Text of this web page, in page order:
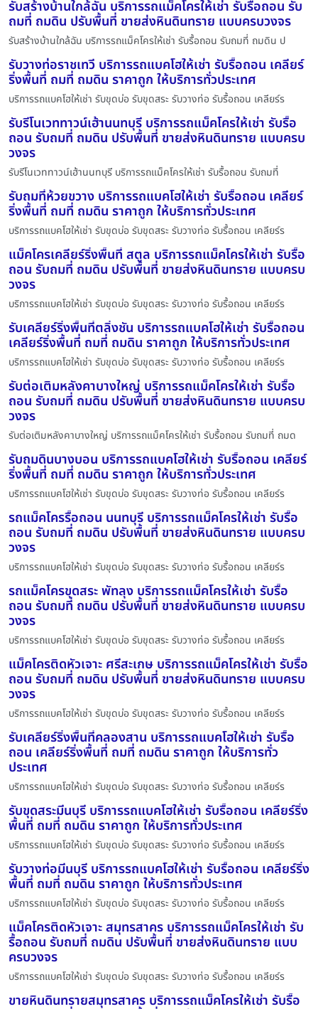
รับสร้างบ้านใกล้ฉัน บริการรถแม็คโครให้เช่า รับรื้อถอน รับ
ถมที่ ถมดิน ปรับพื้นที่ ขายส่งหินดินทราย แบบครบวงจร
รับสร้างบ้านใกล้ฉัน บริการรถแม็คโครให้เช่า รับรื้อถอน รับถมที่ ถมดิน ป
รับวางท่อราชเทวี บริการรถแบคโฮให้เช่า รับรื้อถอน เคลียร์
ริ่งพื้นที่ ถมที่ ถมดิน ราคาถูก ให้บริการทั่วประเทศ
บริการรถแบคโฮให้เช่า รับขุดบ่อ รับขุดสระ รับวางท่อ รับรื้อถอน เคลียร์ร
รับรีโนเวททาวน์เฮ้านนทบุรี บริการรถแม็คโครให้เช่า รับรื้อ
ถอน รับถมที่ ถมดิน ปรับพื้นที่ ขายส่งหินดินทราย แบบครบ
วงจร
รับรีโนเวททาวน์เฮ้านนทบุรี บริการรถแม็คโครให้เช่า รับรื้อถอน รับถมที่
รับถมที่ห้วยขวาง บริการรถแบคโฮให้เช่า รับรื้อถอน เคลียร์
ริ่งพื้นที่ ถมที่ ถมดิน ราคาถูก ให้บริการทั่วประเทศ
บริการรถแบคโฮให้เช่า รับขุดบ่อ รับขุดสระ รับวางท่อ รับรื้อถอน เคลียร์ร
แม็คโครเคลียร์ริ่งพื้นที่ สตูล บริการรถแม็คโครให้เช่า รับรื้อ
ถอน รับถมที่ ถมดิน ปรับพื้นที่ ขายส่งหินดินทราย แบบครบ
วงจร
บริการรถแบคโฮให้เช่า รับขุดบ่อ รับขุดสระ รับวางท่อ รับรื้อถอน เคลียร์ร
รับเคลียร์ริ่งพื้นที่ตลิ่งชัน บริการรถแบคโฮให้เช่า รับรื้อถอน
เคลียร์ริ่งพื้นที่ ถมที่ ถมดิน ราคาถูก ให้บริการทั่วประเทศ
บริการรถแบคโฮให้เช่า รับขุดบ่อ รับขุดสระ รับวางท่อ รับรื้อถอน เคลียร์ร
รับต่อเติมหลังคาบางใหญ่ บริการรถแม็คโครให้เช่า รับรื้อ
ถอน รับถมที่ ถมดิน ปรับพื้นที่ ขายส่งหินดินทราย แบบครบ
วงจร
รับต่อเติมหลังคาบางใหญ่ บริการรถแม็คโครให้เช่า รับรื้อถอน รับถมที่ ถมด
รับถมดินบางบอน บริการรถแบคโฮให้เช่า รับรื้อถอน เคลียร์
ริ่งพื้นที่ ถมที่ ถมดิน ราคาถูก ให้บริการทั่วประเทศ
บริการรถแบคโฮให้เช่า รับขุดบ่อ รับขุดสระ รับวางท่อ รับรื้อถอน เคลียร์ร
รถแม็คโครรื้อถอน นนทบุรี บริการรถแม็คโครให้เช่า รับรื้อ
ถอน รับถมที่ ถมดิน ปรับพื้นที่ ขายส่งหินดินทราย แบบครบ
วงจร
บริการรถแบคโฮให้เช่า รับขุดบ่อ รับขุดสระ รับวางท่อ รับรื้อถอน เคลียร์ร
รถแม็คโครขุดสระ พัทลุง บริการรถแม็คโครให้เช่า รับรื้อ
ถอน รับถมที่ ถมดิน ปรับพื้นที่ ขายส่งหินดินทราย แบบครบ
วงจร
บริการรถแบคโฮให้เช่า รับขุดบ่อ รับขุดสระ รับวางท่อ รับรื้อถอน เคลียร์ร
แม็คโครติดหัวเจาะ ศรีสะเกษ บริการรถแม็คโครให้เช่า รับรื้อ
ถอน รับถมที่ ถมดิน ปรับพื้นที่ ขายส่งหินดินทราย แบบครบ
วงจร
บริการรถแบคโฮให้เช่า รับขุดบ่อ รับขุดสระ รับวางท่อ รับรื้อถอน เคลียร์ร
รับเคลียร์ริ่งพื้นที่คลองสาน บริการรถแบคโฮให้เช่า รับรื้อ
ถอน เคลียร์ริ่งพื้นที่ ถมที่ ถมดิน ราคาถูก ให้บริการทั่ว
ประเทศ
บริการรถแบคโฮให้เช่า รับขุดบ่อ รับขุดสระ รับวางท่อ รับรื้อถอน เคลียร์ร
รับขุดสระมีนบุรี บริการรถแบคโฮให้เช่า รับรื้อถอน เคลียร์ริ่ง
พื้นที่ ถมที่ ถมดิน ราคาถูก ให้บริการทั่วประเทศ
บริการรถแบคโฮให้เช่า รับขุดบ่อ รับขุดสระ รับวางท่อ รับรื้อถอน เคลียร์ร
รับวางท่อมีนบุรี บริการรถแบคโฮให้เช่า รับรื้อถอน เคลียร์ริ่ง
พื้นที่ ถมที่ ถมดิน ราคาถูก ให้บริการทั่วประเทศ
บริการรถแบคโฮให้เช่า รับขุดบ่อ รับขุดสระ รับวางท่อ รับรื้อถอน เคลียร์ร
แม็คโครติดหัวเจาะ สมุทรสาคร บริการรถแม็คโครให้เช่า รับ
รื้อถอน รับถมที่ ถมดิน ปรับพื้นที่ ขายส่งหินดินทราย แบบ
ครบวงจร
บริการรถแบคโฮให้เช่า รับขุดบ่อ รับขุดสระ รับวางท่อ รับรื้อถอน เคลียร์ร
ขายหินดินทรายสมุทรสาคร บริการรถแม็คโครให้เช่า รับรื้อ